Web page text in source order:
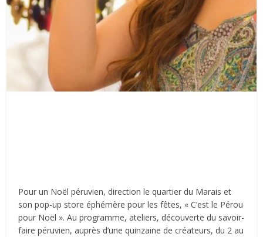
Pour un Noël péruvien, direction le quartier du Marais et
son pop-up store éphémère pour les fêtes, « C’est le Pérou
pour Noël ». Au programme, ateliers, découverte du savoir-
faire péruvien, auprès d’une quinzaine de créateurs, du 2 au